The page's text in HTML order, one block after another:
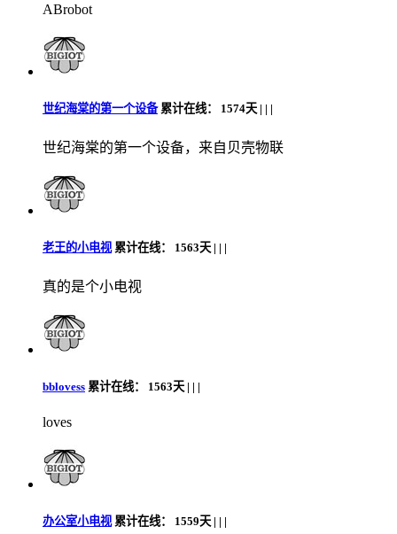
ABrobot
世纪海棠的第一个设备累计在线： 1574天 | | |
世纪海棠的第一个设备，来自贝壳物联
老王的小电视累计在线： 1563天 | | |
真的是个小电视
bblovess 累计在线： 1563天 | | |
loves
办公室小电视累计在线： 1559天 | | |